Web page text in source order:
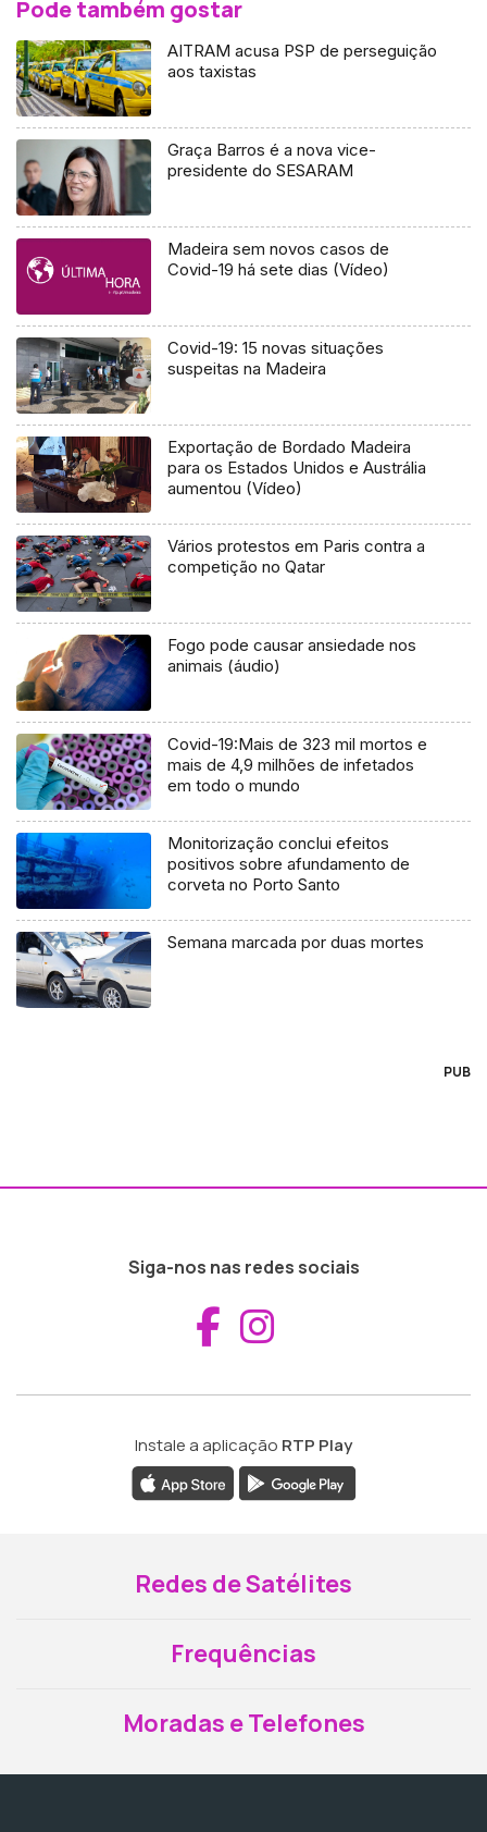
Pode também gostar
AITRAM acusa PSP de perseguição
aos taxistas
Graça Barros é a nova vice-
presidente do SESARAM
Madeira sem novos casos de
Covid-19 há sete dias (Vídeo)
Covid-19: 15 novas situações
suspeitas na Madeira
Exportação de Bordado Madeira
para os Estados Unidos e Austrália
aumentou (Vídeo)
Vários protestos em Paris contra a
competição no Qatar
Fogo pode causar ansiedade nos
animais (áudio)
Covid-19:Mais de 323 mil mortos e
mais de 4,9 milhões de infetados
em todo o mundo
Monitorização conclui efeitos
positivos sobre afundamento de
corveta no Porto Santo
Semana marcada por duas mortes
PUB
Siga-nos nas redes sociais
Aceder ao
Instale a aplicação RTP Play
Redes de Satélites
Frequências
Moradas e Telefones